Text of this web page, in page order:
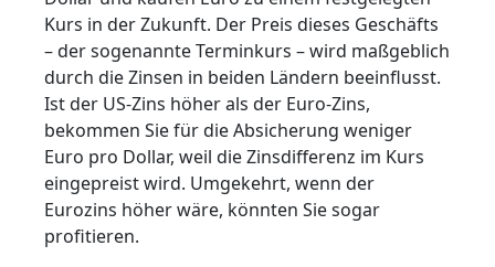
Kurs in der Zukunft. Der Preis dieses Geschäfts
– der sogenannte Terminkurs – wird maßgeblich
durch die Zinsen in beiden Ländern beeinflusst.
Ist der US-Zins höher als der Euro-Zins,
bekommen Sie für die Absicherung weniger
Euro pro Dollar, weil die Zinsdifferenz im Kurs
eingepreist wird. Umgekehrt, wenn der
Eurozins höher wäre, könnten Sie sogar
profitieren.